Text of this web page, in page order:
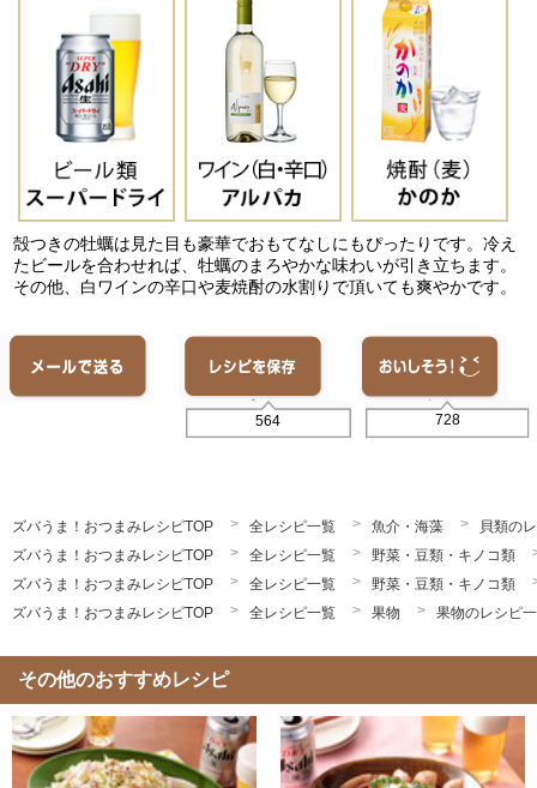
殻つきの牡蠣は見た目も豪華でおもてなしにもぴったりです。冷え
たビールを合わせれば、牡蠣のまろやかな味わいが引き立ちます。
その他、白ワインの辛口や麦焼酎の水割りで頂いても爽やかです。
564 728
ズバうま！おつまみレシピTOP 全レシピ一覧 魚介・海藻
貝類の
ズバうま！おつまみレシピTOP
全レシピ一覧
野菜・豆類・キノコ類
ズバうま！おつまみレシピTOP
全レシピ一覧
野菜・豆類・キノコ類
ズバうま！おつまみレシピTOP
全レシピ一覧 果物 果物のレシピ
その他のおすすめレシピ